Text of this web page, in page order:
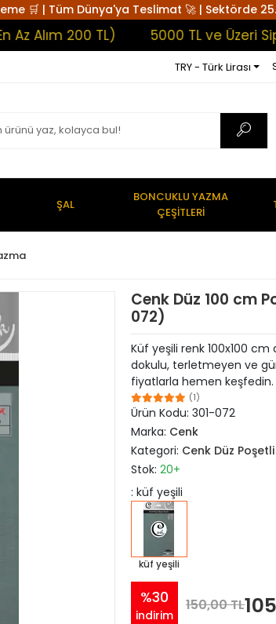
🛒 | Tüm Dünya'ya Teslimat 🚀 | Sektörde 25.
200 TL) 5000 TL ve Üzeri
TRY - Türk Lirası
ŞAL
BONCUKLU YAZMA
ÇEŞİTLERİ
Cenk Düz 100 cm
072)
Küf yeşili renk 100x100
dokulu, terletmeyen ve
fiyatlarla hemen keşfedin.
(1)
Ürün Kodu: 301-072
Marka: Cenk
Kategori: Cenk Düz
Stok: 20+
: küf yeşili
küf yeşili
%30
indirim
150,00 TL